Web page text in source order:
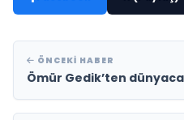
ÖNCEKI HABER
Ömür Gedik’ten